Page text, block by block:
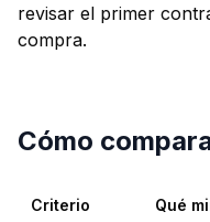
revisar el primer
compra.
Cómo
Criterio Qué